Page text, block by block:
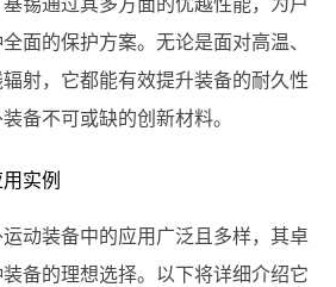
锡通过其多方面的优越性能，为户
面的保护方案。无论是面对高温、
射，它都能有效提升装备的耐久性
备不可或缺的创新材料。
实例
动装备中的应用广泛且多样，其卓
备的理想选择。以下将详细介绍它